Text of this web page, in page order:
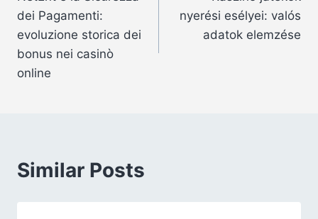
navigation
dei Pagamenti:
evoluzione storica dei
bonus nei casinò
online
nyerési esélyei: valós
adatok elemzése
Similar Posts